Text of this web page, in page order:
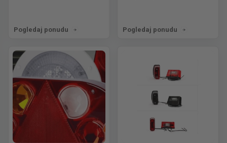
Pogledaj ponudu Pogledaj ponudu